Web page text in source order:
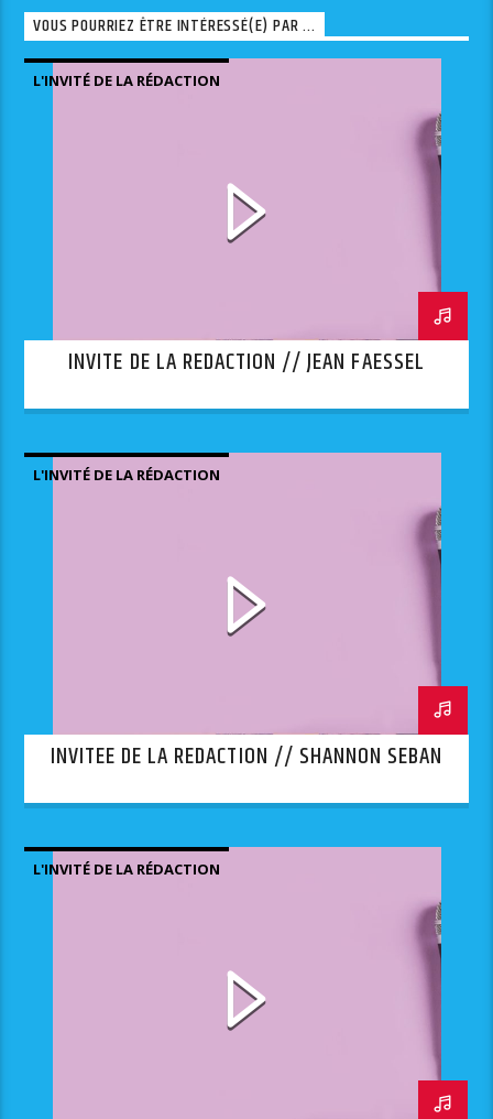
VOUS POURRIEZ ÊTRE INTÉRESSÉ(E) PAR ...
L'INVITÉ DE LA RÉDACTION
INVITE DE LA REDACTION // JEAN FAESSEL
L'INVITÉ DE LA RÉDACTION
INVITEE DE LA REDACTION // SHANNON SEBAN
L'INVITÉ DE LA RÉDACTION